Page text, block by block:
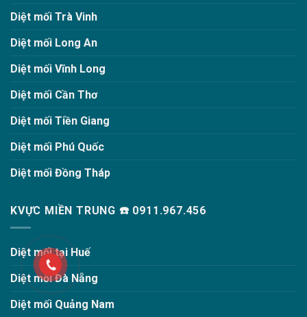
Diệt mối Trà Vinh
Diệt mối Long An
Diệt mối Vĩnh Long
Diệt mối Cần Thơ
Diệt mối Tiền Giang
Diệt mối Phú Quốc
Diệt mối Đồng Tháp
KVỰC MIỀN TRUNG ☎️ 0911.967.456
Diệt mối tại Huế
Diệt mối Đà Nẵng
Diệt mối Quảng Nam